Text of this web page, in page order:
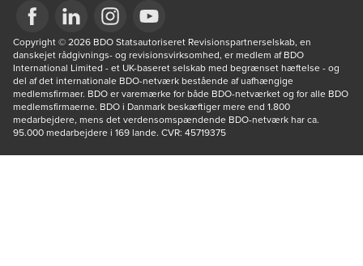
Opens in a new window/tab
Opens in a new window/tab
Opens in a new window/tab
Opens in a new window/tab
Copyright © 2026 BDO Statsautoriseret Revisionspartnerselskab, en
danskejet rådgivnings- og revisionsvirksomhed, er medlem af BDO
International Limited - et UK-baseret selskab med begrænset hæftelse - og
del af det internationale BDO-netværk bestående af uafhængige
medlemsfirmaer. BDO er varemærke for både BDO-netværket og for alle BDO
medlemsfirmaerne. BDO i Danmark beskæftiger mere end 1.800
medarbejdere, mens det verdensomspændende BDO-netværk har ca.
95.000 medarbejdere i 169 lande. CVR: 45719375